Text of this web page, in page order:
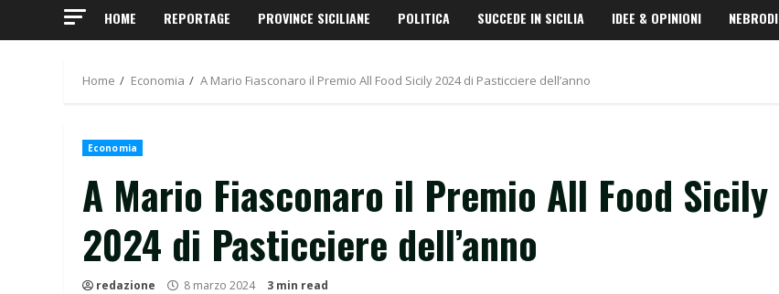
HOME REPORTAGE PROVINCE SICILIANE POLITICA SUCCEDE IN SICILIA IDEE & OPINIONI NEBRODI
Home Economia A Mario Fiasconaro il Premio All Food Sicily 2024 di Pasticciere dell’anno
Economia
A Mario Fiasconaro il Premio All Food Sicily
2024 di Pasticciere dell’anno
redazione 8 marzo 2024 3 min read